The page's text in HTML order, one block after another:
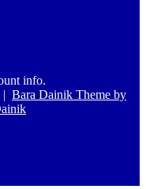
info.
| Bara Dainik Theme by